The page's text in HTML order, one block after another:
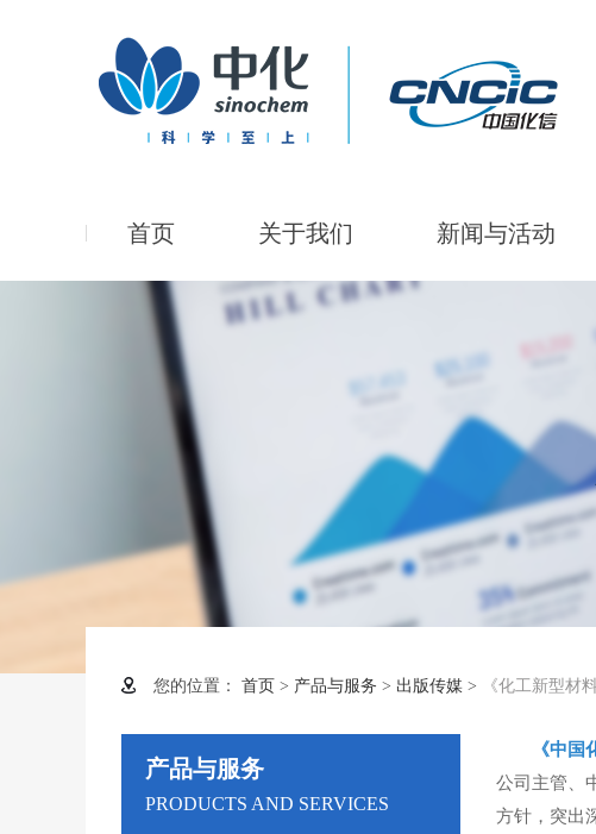
首页 关于我们 新闻与活动
您的位置： 首页 > 产品与服务 > 出版传媒 > 《化工新型材
产品与服务
PRODUCTS AND SERVICES
《中国
公司主管、
方针，突出